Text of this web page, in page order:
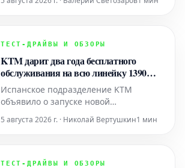
Superbike после шестого из девяти
убедительную победу, опередив своих
Джей Ди Бича. Во второй гонке Ке
ТЕСТ-ДРАЙВЫ И ОБЗОРЫ
KTM дарит два года бесплатного
обслуживания на всю линейку 1390
Super Adventure
Испанское подразделение KTM
объявило о запуске новой
привлекательной акции для своей
серии мотоциклов 1390 Super
получают два года бесплатного
5 августа 2026 г. · Николай Вертушкин1 мин
ТЕСТ-ДРАЙВЫ И ОБЗОРЫ